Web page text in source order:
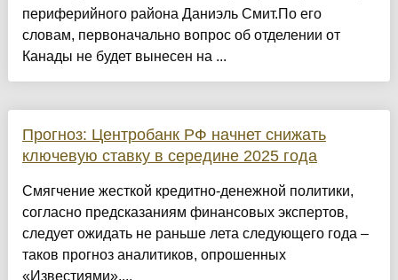
периферийного района Даниэль Смит.По его
словам, первоначально вопрос об отделении от
Канады не будет вынесен на ...
Прогноз: Центробанк РФ начнет снижать
ключевую ставку в середине 2025 года
Смягчение жесткой кредитно-денежной политики,
согласно предсказаниям финансовых экспертов,
следует ожидать не раньше лета следующего года –
таков прогноз аналитиков, опрошенных
«Известиями»....